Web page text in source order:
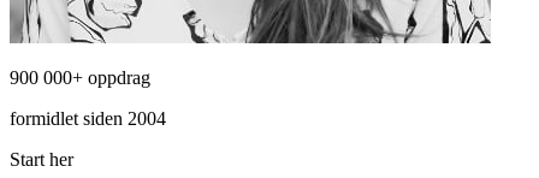
900 000+ oppdrag
formidlet siden 2004
Start her